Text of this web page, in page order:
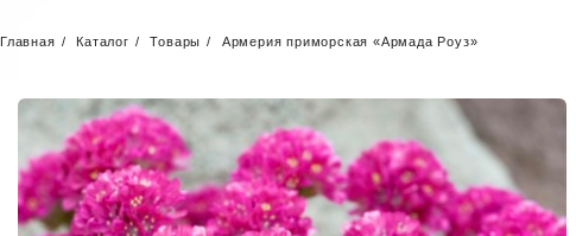
Главная Каталог Товары Армерия приморская «Армада Роуз»